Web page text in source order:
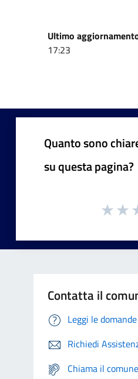
Ultimo
17:23
Quanto sono
su questa pagina?
Contatta il
Leggi le
Richiedi
Chiama il